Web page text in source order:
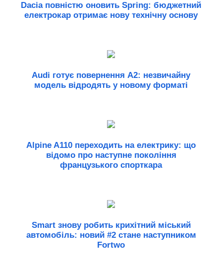
Dacia повністю оновить Spring: бюджетний
електрокар отримає нову технічну основу
Audi готує повернення A2: незвичайну
модель відродять у новому форматі
Alpine A110 переходить на електрику: що
відомо про наступне покоління
французького спорткара
Smart знову робить крихітний міський
автомобіль: новий #2 стане наступником
Fortwo